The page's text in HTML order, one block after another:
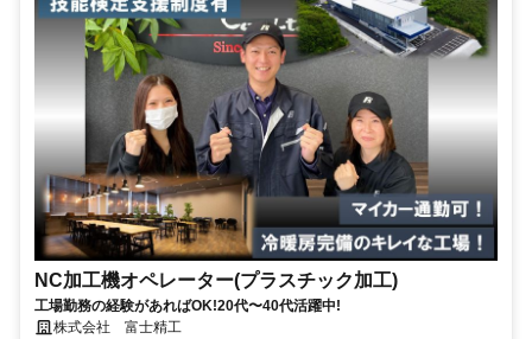
NC加工機オペレーター(プラスチック加工)
工場勤務の経験があればOK!20代〜40代活躍中!
株式会社 富士精工